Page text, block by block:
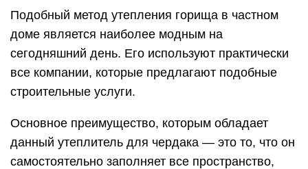
Подобный метод утепления горища в частном
доме является наиболее модным на
сегодняшний день. Его используют практически
все компании, которые предлагают подобные
строительные услуги.
Основное преимущество, которым обладает
данный утеплитель для чердака — это то, что он
самостоятельно заполняет все пространство,